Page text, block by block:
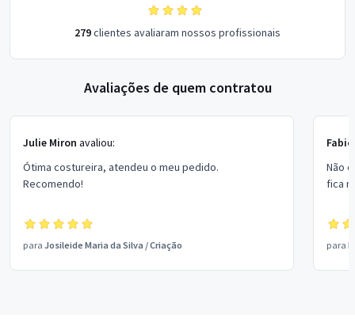
279clientes avaliaram nossos profissionais
Avaliações de quem contratou
Julie Miron avaliou:
Ótima costureira, atendeu o meu pedido.
Recomendo!
para Josileide Maria da Silva /Criação
Não
fica
para